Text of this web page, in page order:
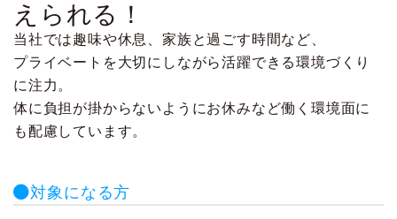
えられる！
当社では趣味や休息、家族と過ごす時間など、
プライベートを大切にしながら活躍できる環境づくり
に注力。
体に負担が掛からないようにお休みなど働く環境面に
も配慮しています。
対象になる方